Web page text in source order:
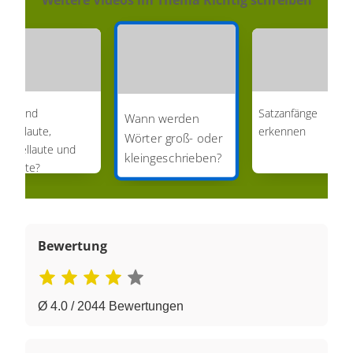
sind
und
Wann werden
Wörter groß- oder
kleingeschrieben?
Satzanfänge
erkennen
Bewertung
Ø 4.0 / 2044 Bewertungen